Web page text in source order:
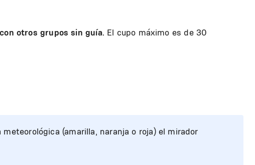
otros grupos sin guía. El cupo máximo es de 30
(amarilla, naranja o roja) el mirador